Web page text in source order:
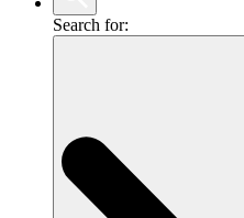
Search for: